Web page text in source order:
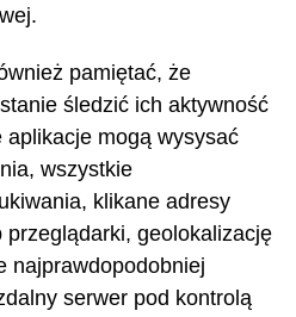
pamiętać, że
śledzić ich aktywność
mogą wysysać
wszystkie
klikane adresy
przeglądarki, geolokalizację
najprawdopodobniej
serwer pod kontrolą